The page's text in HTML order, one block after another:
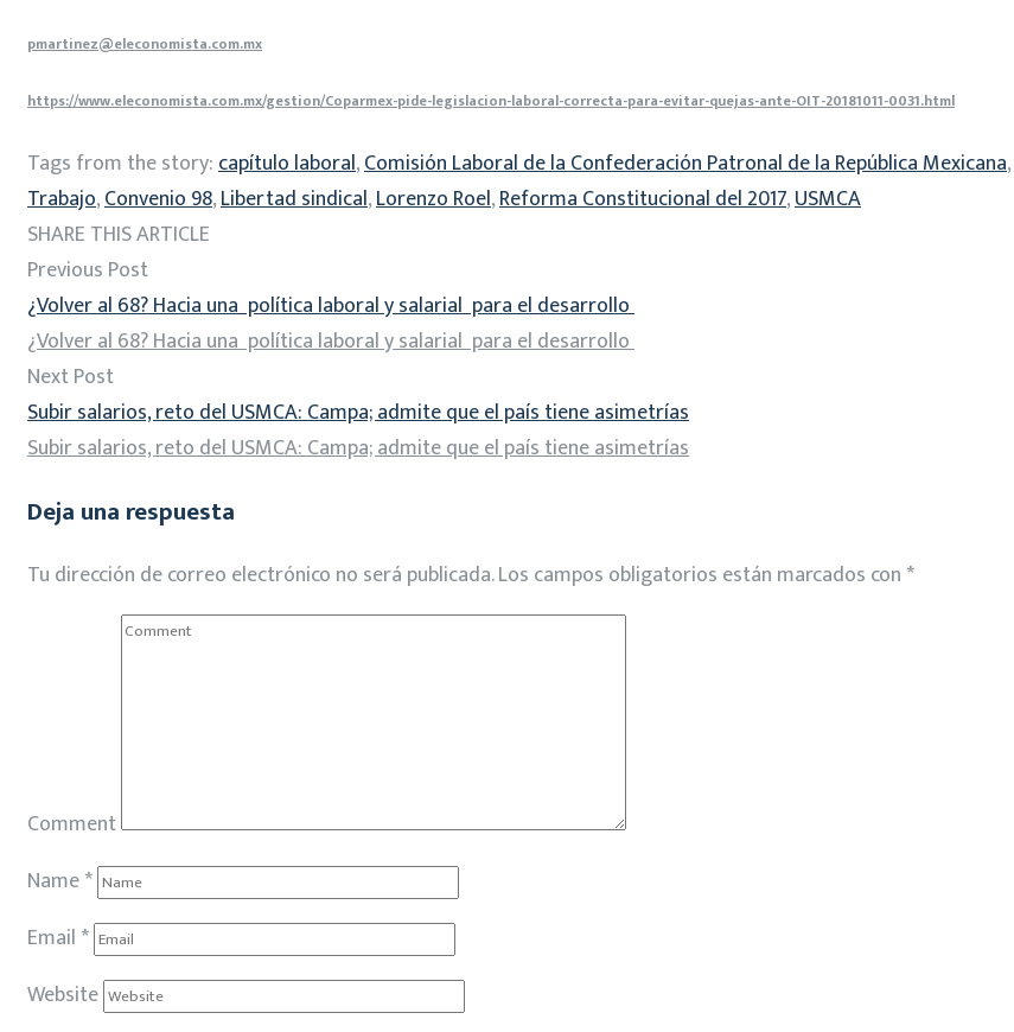
pmartinez@eleconomista.com.mx
https://www.eleconomista.com.mx/gestion/Coparmex-pide-legislacion-laboral-correcta-para-evitar-quejas-ante-OIT-20181011-0031.html
Tags from the story:capítulo laboral,Comisión Laboral de la Confederación Patronal de la República Mexicana,
Trabajo,Convenio 98,Libertad sindical,Lorenzo Roel,Reforma Constitucional del 2017,USMCA
SHARE THIS ARTICLE
Previous Post
¿Volver al 68? Hacia una política laboral y salarial para el desarrollo
¿Volver al 68? Hacia una política laboral y salarial para el desarrollo
Next Post
Subir salarios, reto del USMCA: Campa; admite que el país tiene asimetrías
Subir salarios, reto del USMCA: Campa; admite que el país tiene asimetrías
Deja una respuesta
Tu dirección de correo electrónico no será publicada.Los campos obligatorios están marcados con *
Comment
Name*
Email *
Website